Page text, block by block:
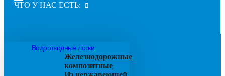
ЧТО У НАС ЕСТЬ:
Водоотводные лотки
Железнодорожные
композитные